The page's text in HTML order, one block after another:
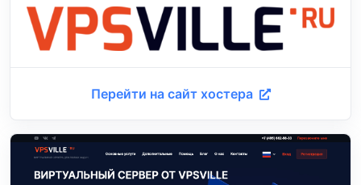
Перейти на сайт хостера